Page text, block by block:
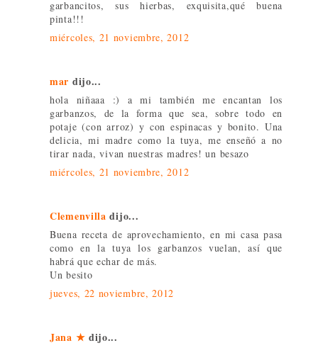
garbancitos, sus hierbas, exquisita,qué buena
pinta!!!
miércoles, 21 noviembre, 2012
mar dijo...
hola niñaaa :) a mi también me encantan los
garbanzos, de la forma que sea, sobre todo en
potaje (con arroz) y con espinacas y bonito. Una
delicia, mi madre como la tuya, me enseñó a no
tirar nada, vivan nuestras madres! un besazo
miércoles, 21 noviembre, 2012
Clemenvilla dijo...
Buena receta de aprovechamiento, en mi casa pasa
como en la tuya los garbanzos vuelan, así que
habrá que echar de más.
Un besito
jueves, 22 noviembre, 2012
Jana ★ dijo...